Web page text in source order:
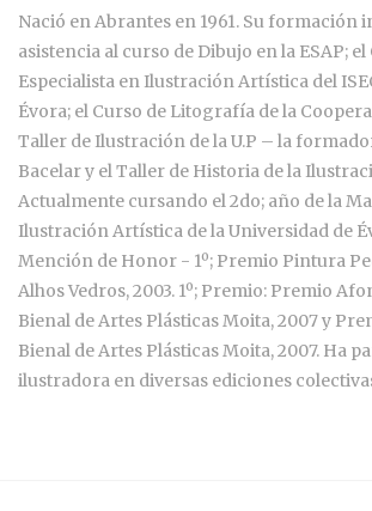
Nació en Abrantes en 1961. Su formación
asistencia al curso de Dibujo en la ESAP;
Especialista en Ilustración Artística del
Évora; el Curso de Litografía de la
Taller de Ilustración de la U.P – la
Bacelar y el Taller de Historia de la
Actualmente cursando el 2do; año de la
Ilustración Artística de la Universidad de
Mención de Honor - 1º; Premio Pintura
Alhos Vedros, 2003. 1º; Premio: Premio
Bienal de Artes Plásticas Moita, 2007 y
Bienal de Artes Plásticas Moita, 2007. Ha
ilustradora en diversas ediciones